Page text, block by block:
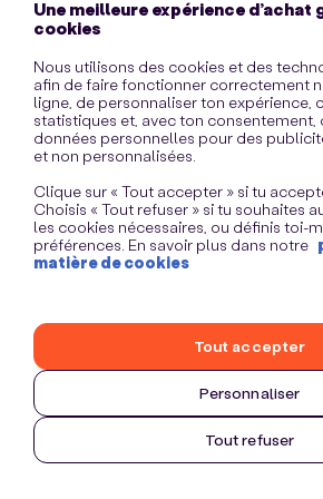
Une meilleure expérience d’achat
cookies
Nous utilisons des cookies et des
afin de faire fonctionner correctement
ligne, de personnaliser ton expérience,
statistiques et, avec ton consentement,
données personnelles pour des
et non personnalisées.
Clique sur « Tout accepter » si tu
Choisis « Tout refuser » si tu souhaites
les cookies nécessaires, ou définis toi-
préférences. En savoir plus dans notre
matière de cookies
Personnaliser
Tout refuser
Tout accepter